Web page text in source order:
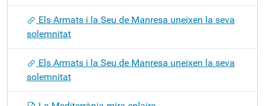
Els Armats i la Seu de Manresa uneixen la seva
solemnitat
Els Armats i la Seu de Manresa uneixen la seva
solemnitat